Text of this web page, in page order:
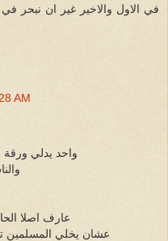
في الاول والاخير غير ان نبحر
AM
واحد يدلي
عارف اصلا
عشان يخلي المسلمين